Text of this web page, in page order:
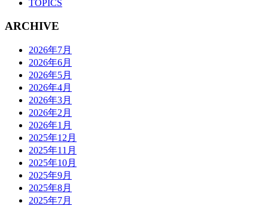
TOPICS
ARCHIVE
2026年7月
2026年6月
2026年5月
2026年4月
2026年3月
2026年2月
2026年1月
2025年12月
2025年11月
2025年10月
2025年9月
2025年8月
2025年7月